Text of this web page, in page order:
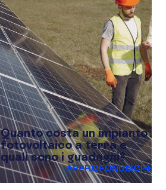
Quanto costa un impianto
fotovoltaico a terra e
quali sono i guadagni?
APPROFONDISCI